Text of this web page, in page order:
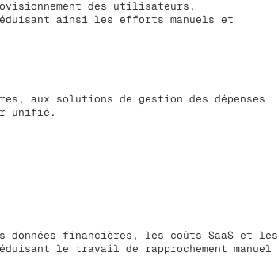
des utilisateurs,
ainsi les efforts manuels et
aux solutions de gestion des dépenses
unifié.
financières, les coûts SaaS et les
le travail de rapprochement manuel